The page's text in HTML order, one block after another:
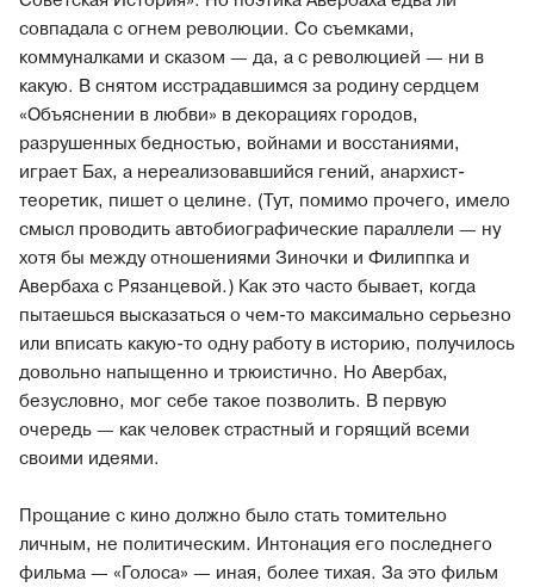
совпадала с огнем революции. Со съемками,
коммуналками и сказом — да, а с революцией — ни в
какую. В снятом исстрадавшимся за родину сердцем
«Объяснении в любви» в декорациях городов,
разрушенных бедностью, войнами и восстаниями,
играет Бах, а нереализовавшийся гений, анархист-
теоретик, пишет о целине. (Тут, помимо прочего, имело
смысл проводить автобиографические параллели — ну
хотя бы между отношениями Зиночки и Филиппка и
Авербаха с Рязанцевой.) Как это часто бывает, когда
пытаешься высказаться о чем-то максимально серьезно
или вписать какую-то одну работу в историю, получилось
довольно напыщенно и трюистично. Но Авербах,
безусловно, мог себе такое позволить. В первую
очередь — как человек страстный и горящий всеми
своими идеями.
Прощание с кино должно было стать томительно
личным, не политическим. Интонация его последнего
фильма — «Голоса» — иная, более тихая. За это фильм